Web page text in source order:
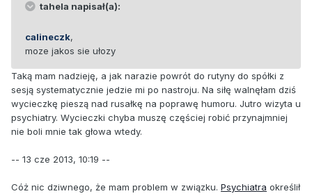
tahela napisał(a):
calineczk,
moze jakos sie ułozy
Taką mam nadzieję, a jak narazie powrót do rutyny do spółki z
sesją systematycznie jedzie mi po nastroju. Na siłę walnęłam dziś
wycieczkę pieszą nad rusałkę na poprawę humoru. Jutro wizyta u
psychiatry. Wycieczki chyba muszę częściej robić przynajmniej
nie boli mnie tak głowa wtedy.
-- 13 cze 2013, 10:19 --
Cóż nic dziwnego, że mam problem w związku. Psychiatra określił